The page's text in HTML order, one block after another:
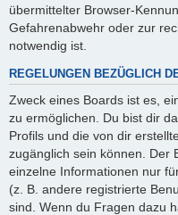
übermittelter Browser-
Gefahrenabwehr oder zur
notwendig ist.
REGELUNGEN BEZÜGLICH
Zweck eines Boards ist es,
zu ermöglichen. Du bist dir
Profils und die von dir
zugänglich sein können. Der
einzelne Informationen nur
(z. B. andere registrierte
sind. Wenn du Fragen dazu